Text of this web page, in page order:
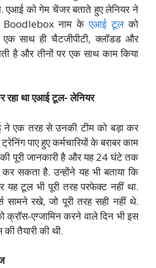
एआई को गेम चेंजर बताते हुए लेनियर ने
Boodlebox नाम केएआई टूलको
साथ ही चैटजीपीटी, क्लॉडड और
है और तीनों पर एक साथ काम किया
रहा था एआई टूल- लेनियर
ने एक तरह से उनकी टीम को बड़ा कर
पाए हुए कर्मचारियों के बराबर काम
पूरी जानकारी है और यह 24 घंटे तक
सकता है. उन्होंने यह भी बताया कि
टूल भी पूरी तरह परफेक्ट नहीं था.
सामने रखे, जो पूरी तरह सही नहीं थे.
क्रॉस-एग्जामिन करने वाले दिन भी इस
तैयारी की थी.